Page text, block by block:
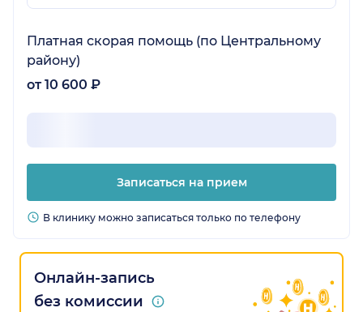
Платная скорая помощь (по Центральному
району)
от 10 600 ₽
Записаться на прием
В клинику можно записаться только по телефону
Онлайн-запись
без комиссии